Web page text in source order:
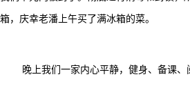
箱，庆幸老潘上午买了满冰箱的菜。
晚上我们一家内心平静，健身、备课、